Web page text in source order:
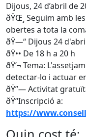
Dijous, 24 d’abril de
ðŸŒ¸ Seguim amb
obertes a tota la
ðŸ—“ Dijous 24
ðŸ•• De 18 h a 20 h
ðŸ’¬ Tema:
detectar-lo i actuar
ðŸ”— Activitat
ðŸ“Inscripció a:
https://